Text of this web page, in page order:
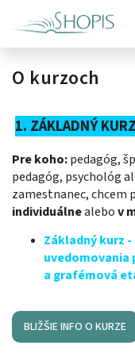
O kurzoch
1. ZÁKLADNÝ
Pre koho:pedagóg,
pedagóg, psychológ
zamestnanec, chcem
individuálnealebov
Základný kurz
uvedomovania
a grafémová
BLIŽŠIE INFO O KURZE